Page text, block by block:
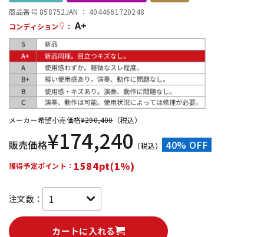
商品番号 858752JAN ： 4044661720248
コンディション
： A+
メーカー希望小売価格¥290,400（税込）
販売価格¥174,240 （税込） 40% OFF
獲得予定ポイント： 1584pt(1%)
注文数：
カートに入れる